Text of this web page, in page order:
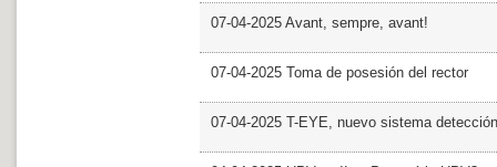
07-04-2025 Avant, sempre, avant!
07-04-2025 Toma de posesión del rector
07-04-2025 T-EYE, nuevo sistema